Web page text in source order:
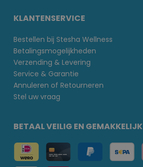
KLANTENSERVICE
Bestellen bij Stesha Wellness
Betalingsmogelijkheden
Verzending & Levering
Service & Garantie
Annuleren of Retourneren
Stel uw vraag
BETAAL VEILIG EN GEMAKKELIJK